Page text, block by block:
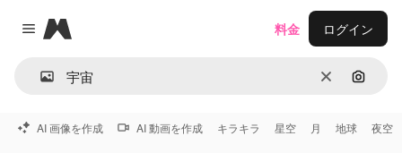
Close menu
Magnific
消去 画像で
料金 ログイン
AI 画像を作成 AI 動画を作成 キラキラ 星空 月 地球 夜空